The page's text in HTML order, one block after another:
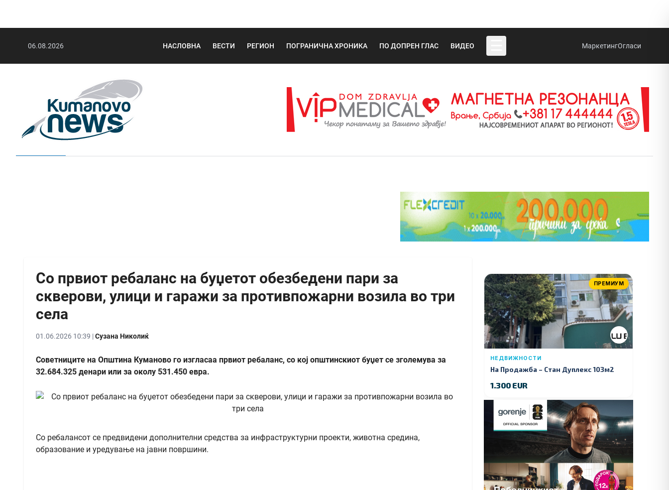
06.08.2026 НАСЛОВНА ВЕСТИ РЕГИОН ПОГРАНИЧНА ХРОНИКА ПО ДОПРЕН ГЛАС ВИДЕО МаркетингОгласи
Со првиот ребаланс на буџетот обезбедени пари за
скверови, улици и гаражи за противпожарни возила во три
села
01.06.2026 10:39 |Сузана Николиќ
Советниците на Општина Куманово го изгласаа првиот ребаланс, со кој општинскиот буџет се зголемува за
32.684.325 денари или за околу 531.450 евра.
Со ребалансот се предвидени дополнителни средства за инфраструктурни проекти, животна средина,
образование и уредување на јавни површини.
ПРЕМИУМ
НЕДВИЖНОСТИ
На Продажба – Стан Дуплекс 103м2
1.300 EUR